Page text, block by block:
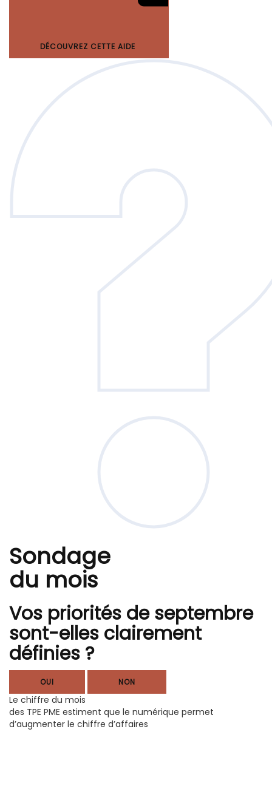
DÉCOUVREZ CETTE AIDE
Sondage
du mois
Vos priorités de septembre
sont-elles clairement
définies ?
OUI NON
Le chiffre du mois
des TPE PME estiment que le numérique permet
d’augmenter le chiffre d’affaires